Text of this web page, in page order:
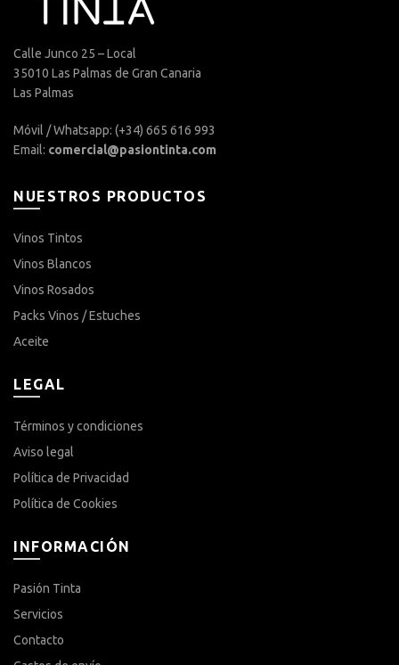
Calle Junco 25 – Local
35010 Las Palmas de Gran Canaria
Las Palmas
Móvil / Whatsapp: (+34) 665 616 993
Email: comercial@pasiontinta.com
NUESTROS PRODUCTOS
Vinos Tintos
Vinos Blancos
Vinos Rosados
Packs Vinos / Estuches
Aceite
LEGAL
Términos y condiciones
Aviso legal
Política de Privacidad
Política de Cookies
INFORMACIÓN
Pasión Tinta
Servicios
Contacto